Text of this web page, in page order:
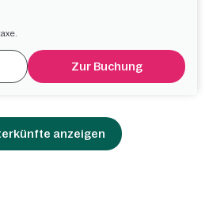
Zur Buchung
anzeigen